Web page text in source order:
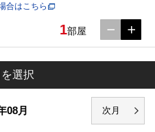
合はこちら
1部屋
選択
08月